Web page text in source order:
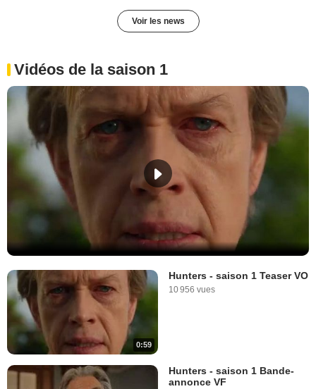
Voir les news
Vidéos de la saison 1
0:59
Hunters - saison 1 Teaser VO
10 956 vues
Hunters - saison 1 Bande-
annonce VF